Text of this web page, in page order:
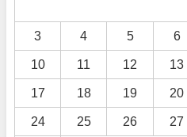
3 4 5 6
10 11 12 13
17 18 19 20
24 25 26 27